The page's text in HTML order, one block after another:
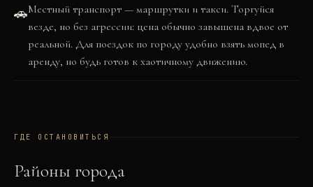
🚗Местный транспорт — маршрутки и такси. Торгуйся
везде, но без агрессии: цена обычно завышена вдвое от
реальной. Для поездок по городу удобно взять мопед в
аренду, но будь готов к хаотичному движению.
ГДЕ ОСТАНОВИТЬСЯ
Районы города